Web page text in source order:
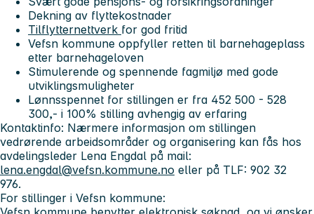
Dekning av flyttekostnader
Tilflytternettverk for god fritid
Vefsn kommune oppfyller retten til barnehageplass
etter barnehageloven
Stimulerende og spennende fagmiljø med gode
utviklingsmuligheter
Lønnsspennet for stillingen er fra 452 500 - 528
300,- i 100% stilling avhengig av erfaring
Kontaktinfo: Nærmere informasjon om stillingen
vedrørende arbeidsområder og organisering kan fås hos
avdelingsleder Lena Engdal på mail:
lena.engdal@vefsn.kommune.no eller på TLF: 902 32
976.
For stillinger i Vefsn kommune: